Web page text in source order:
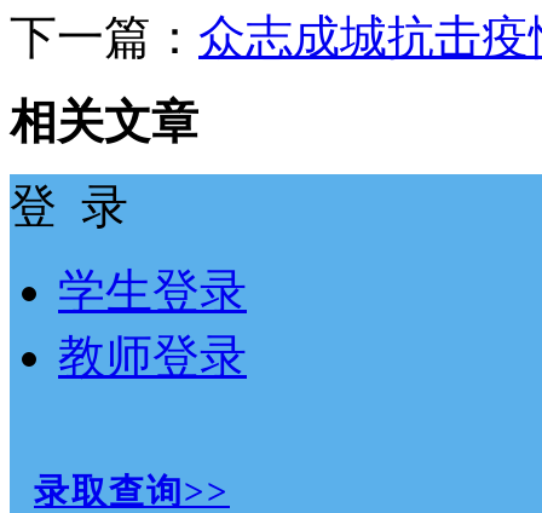
下一篇： 众志成城抗击
相关文章
登 录
学生登录
教师登录
录取查询>>